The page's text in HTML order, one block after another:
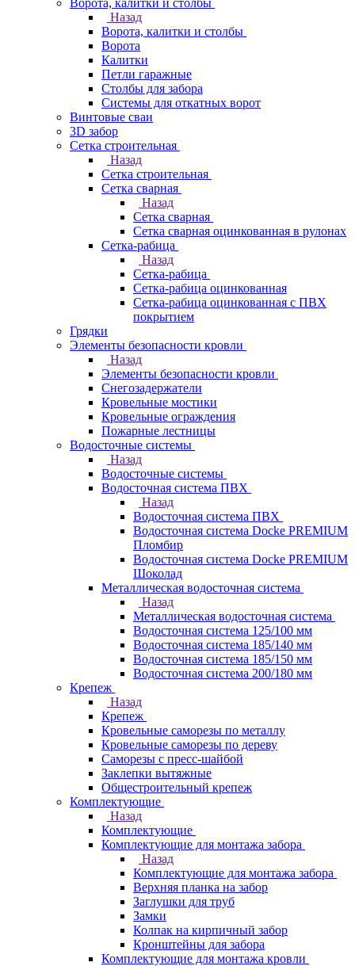
Назад
Ворота, калитки и столбы
Ворота
Калитки
Петли гаражные
Столбы для забора
Системы для откатных ворот
Винтовые сваи
3D забор
Сетка строительная
Назад
Сетка строительная
Сетка сварная
Назад
Сетка сварная
Сетка сварная оцинкованная в рулонах
Сетка-рабица
Назад
Сетка-рабица
Сетка-рабица оцинкованная
Сетка-рабица оцинкованная с ПВХ
покрытием
Грядки
Элементы безопасности кровли
Назад
Элементы безопасности кровли
Снегозадержатели
Кровельные мостики
Кровельные ограждения
Пожарные лестницы
Водосточные системы
Назад
Водосточные системы
Водосточная система ПВХ
Назад
Водосточная система ПВХ
Водосточная система Docke PREMIUM
Пломбир
Водосточная система Docke PREMIUM
Шоколад
Металлическая водосточная система
Назад
Металлическая водосточная система
Водосточная система 125/100 мм
Водосточная система 185/140 мм
Водосточная система 185/150 мм
Водосточная система 200/180 мм
Крепеж
Назад
Крепеж
Кровельные саморезы по металлу
Кровельные саморезы по дереву
Саморезы с пресс-шайбой
Заклепки вытяжные
Общестроительный крепеж
Комплектующие
Назад
Комплектующие
Комплектующие для монтажа забора
Назад
Комплектующие для монтажа забора
Верхняя планка на забор
Заглушки для труб
Замки
Колпак на кирпичный забор
Кронштейны для забора
Комплектующие для монтажа кровли